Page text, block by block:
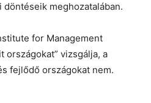
meghozatalában.
for Management
országokat” vizsgálja, a
fejlődő országokat nem.